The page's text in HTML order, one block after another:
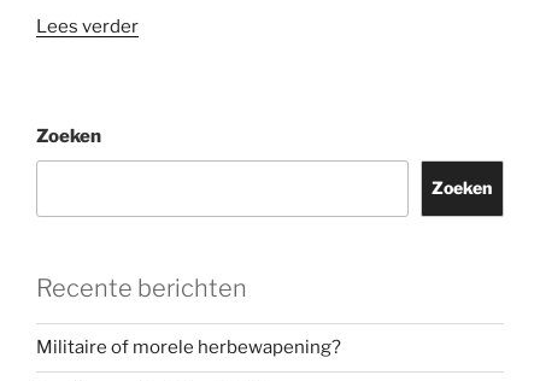
Lees verder“Ascetische
Zoeken
Zoeken
Recente berichten
Militaire of morele herbewapening?